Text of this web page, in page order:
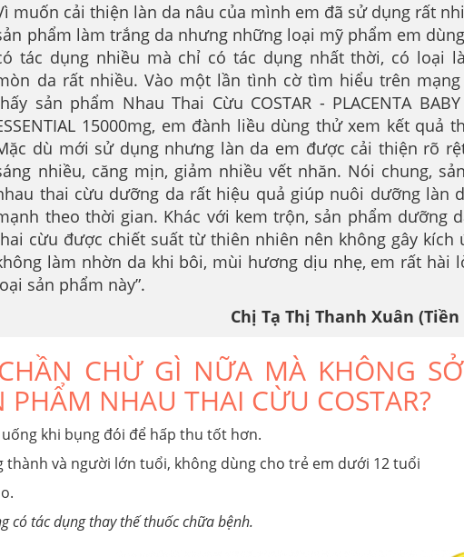
muốn cải thiện làn da nâu của mình em đã sử dụng rất
phẩm làm trắng da nhưng những loại mỹ phẩm em
tác dụng nhiều mà chỉ có tác dụng nhất thời, có loại
da rất nhiều. Vào một lần tình cờ tìm hiểu trên
sản phẩm Nhau Thai Cừu COSTAR - PLACENTA BABY
15000mg, em đành liều dùng thử xem kết quả
dù mới sử dụng nhưng làn da em được cải thiện rõ
nhiều, căng mịn, giảm nhiều vết nhăn. Nói chung,
thai cừu dưỡng da rất hiệu quả giúp nuôi dưỡng làn
theo thời gian. Khác với kem trộn, sản phẩm dưỡng
cừu được chiết suất từ thiên nhiên nên không gây kích
làm nhờn da khi bôi, mùi hương dịu nhẹ, em rất hài
sản phẩm này”.
Chị Tạ Thị Thanh Xuân
CHỪ GÌ NỮA MÀ KHÔNG
NHAU THAI CỪU COSTAR?
khi bụng đói để hấp thu tốt hơn.
và người lớn tuổi, không dùng cho trẻ em dưới 12 tuổi
có tác dụng thay thế thuốc chữa bệnh.